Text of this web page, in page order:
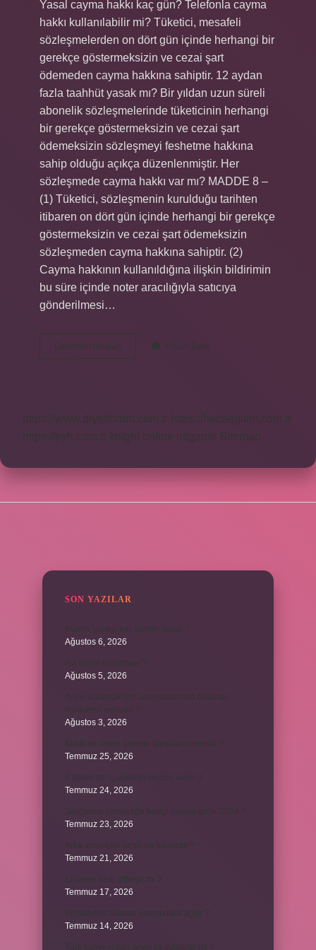
Yasal cayma hakkı kaç gün? Telefonla cayma
hakkı kullanılabilir mi? Tüketici, mesafeli
sözleşmelerden on dört gün içinde herhangi bir
gerekçe göstermeksizin ve cezai şart
ödemeden cayma hakkına sahiptir. 12 aydan
fazla taahhüt yasak mı? Bir yıldan uzun süreli
abonelik sözleşmelerinde tüketicinin herhangi
bir gerekçe göstermeksizin ve cezai şart
ödemeksizin sözleşmeyi feshetme hakkına
sahip olduğu açıkça düzenlenmiştir. Her
sözleşmede cayma hakkı var mı? MADDE 8 –
(1) Tüketici, sözleşmenin kurulduğu tarihten
itibaren on dört gün içinde herhangi bir gerekçe
göstermeksizin ve cezai şart ödemeksizin
sözleşmeden cayma hakkına sahiptir. (2)
Cayma hakkının kullanıldığına ilişkin bildirimin
bu süre içinde noter aracılığıyla satıcıya
gönderilmesi…
Devamını okuyun
Hakkı
Yorum Bırak
https://www.diyetforum.com.tr
https://heceegitim.com.tr
https://eyh.com.tr
knight online nttgame Sitemap
SON YAZILAR
Kumru yuvayı kaç günde yapar ?
Ağustos 6, 2026
Ağustos 5, 2026
Ağustos 3, 2026
Temmuz 25, 2026
Temmuz 24, 2026
Temmuz 23, 2026
Temmuz 21, 2026
Temmuz 17, 2026
Temmuz 14, 2026